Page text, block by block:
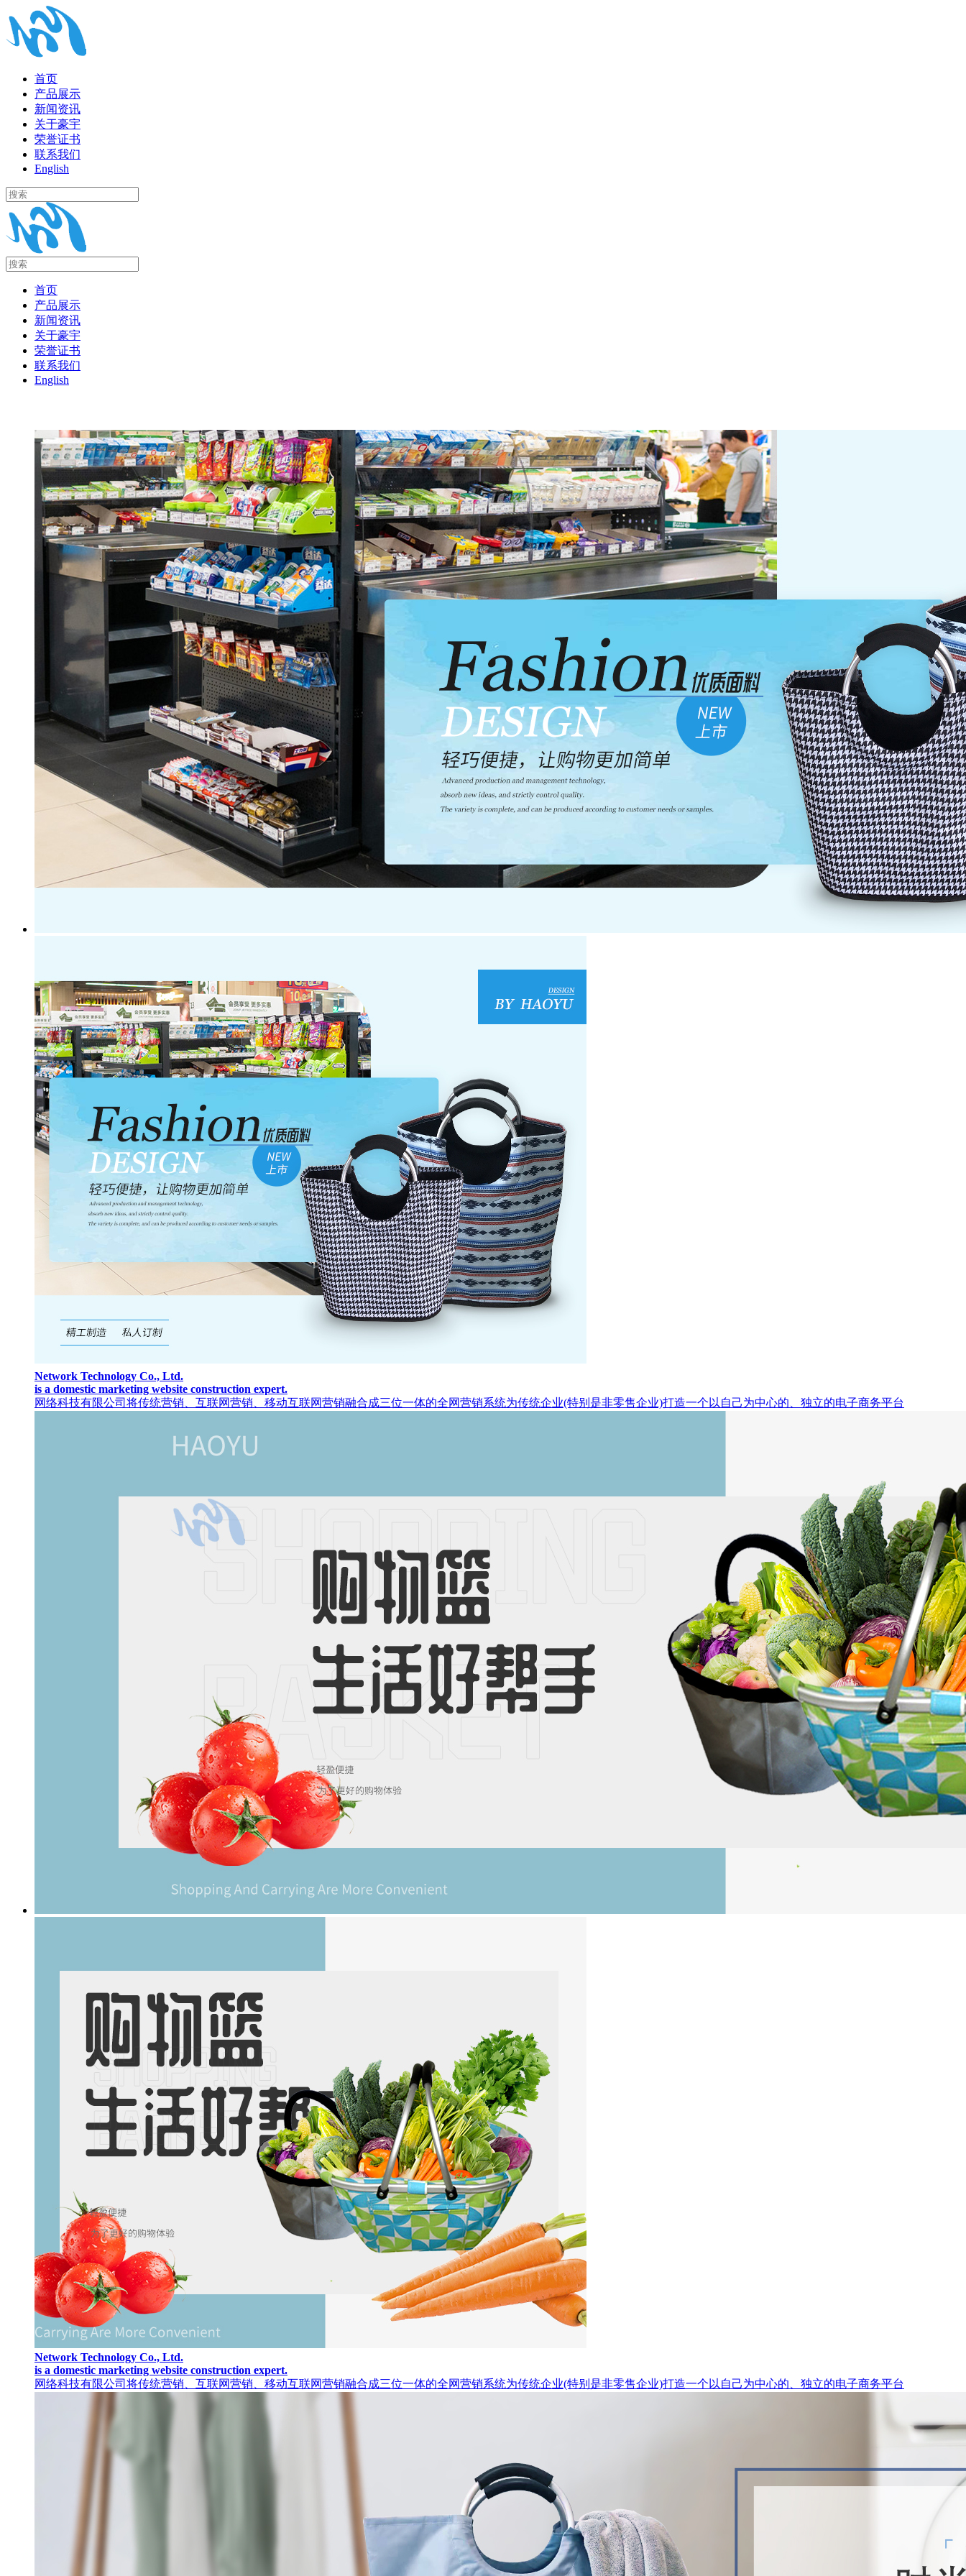
首页
产品展示
新闻资讯
关于豪宇
荣誉证书
联系我们
English
首页
产品展示
新闻资讯
关于豪宇
荣誉证书
联系我们
English
Network Technology Co., Ltd.
is a domestic marketing website construction expert.
网络科技有限公司将传统营销、互联网营销、移动互联网营销融合成三位一体的全网营销系统为传统企业(特别是非零售企业)打造一个以自己为中心的、独立的电子商务平台
Network Technology Co., Ltd.
is a domestic marketing website construction expert.
网络科技有限公司将传统营销、互联网营销、移动互联网营销融合成三位一体的全网营销系统为传统企业(特别是非零售企业)打造一个以自己为中心的、独立的电子商务平台